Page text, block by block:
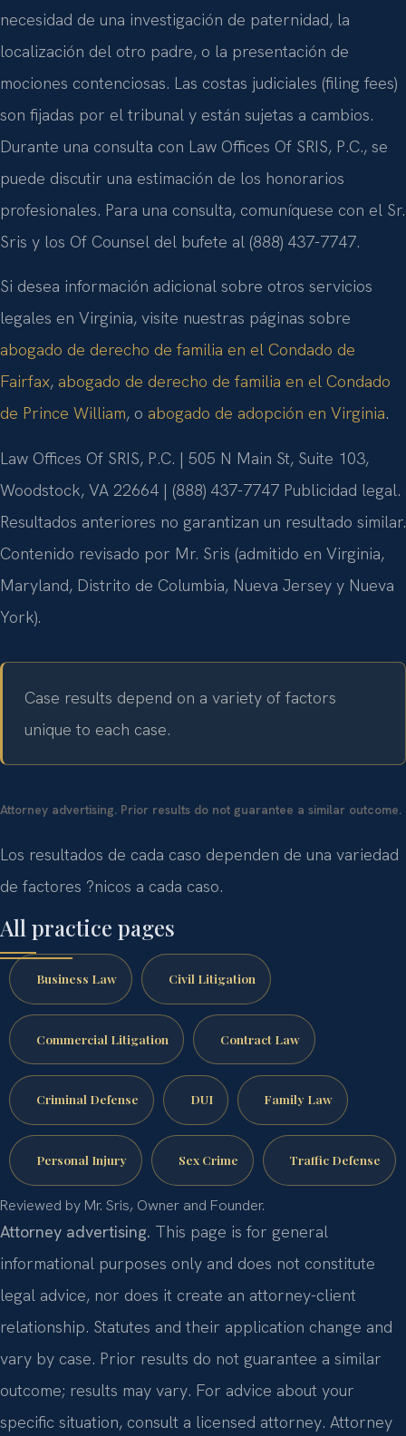
necesidad de una investigación de paternidad, la
localización del otro padre, o la presentación de
mociones contenciosas. Las costas judiciales (filing fees)
son fijadas por el tribunal y están sujetas a cambios.
Durante una consulta con Law Offices Of SRIS, P.C., se
puede discutir una estimación de los honorarios
profesionales. Para una consulta, comuníquese con el Sr.
Sris y los Of Counsel del bufete al (888) 437-7747.
Si desea información adicional sobre otros servicios
legales en Virginia, visite nuestras páginas sobre
abogado de derecho de familia en el Condado de
Fairfax, abogado de derecho de familia en el Condado
de Prince William, o abogado de adopción en Virginia.
Law Offices Of SRIS, P.C. | 505 N Main St, Suite 103,
Woodstock, VA 22664 | (888) 437-7747 Publicidad legal.
Resultados anteriores no garantizan un resultado similar.
Contenido revisado por Mr. Sris (admitido en Virginia,
Maryland, Distrito de Columbia, Nueva Jersey y Nueva
York).
Case results depend on a variety of factors
unique to each case.
Attorney advertising. Prior results do not guarantee a similar outcome.
Los resultados de cada caso dependen de una variedad
de factores ?nicos a cada caso.
All practice pages
Business Law Civil Litigation
Commercial Litigation Contract Law
Criminal Defense DUI Family Law
Personal Injury Sex Crime Traffic Defense
Reviewed by Mr. Sris, Owner and Founder.
Attorney advertising. This page is for general
informational purposes only and does not constitute
legal advice, nor does it create an attorney-client
relationship. Statutes and their application change and
vary by case. Prior results do not guarantee a similar
outcome; results may vary. For advice about your
specific situation, consult a licensed attorney. Attorney